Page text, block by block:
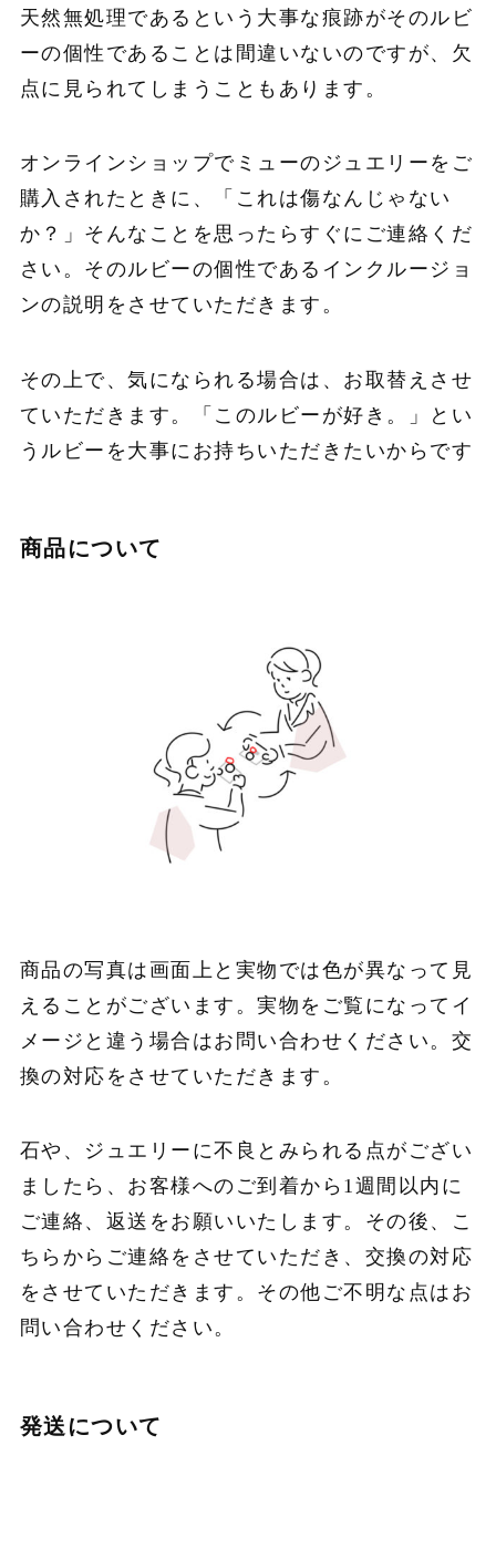
天然無処理であるという大事な痕跡がそのルビ
ーの個性であることは間違いないのですが、欠
点に見られてしまうこともあります。
オンラインショップでミューのジュエリーをご
購入されたときに、「これは傷なんじゃない
か？」そんなことを思ったらすぐにご連絡くだ
さい。そのルビーの個性であるインクルージョ
ンの説明をさせていただきます。
その上で、気になられる場合は、お取替えさせ
ていただきます。「このルビーが好き。」とい
うルビーを大事にお持ちいただきたいからです
商品について
商品の写真は画面上と実物では色が異なって見
えることがございます。実物をご覧になってイ
メージと違う場合はお問い合わせください。交
換の対応をさせていただきます。
石や、ジュエリーに不良とみられる点がござい
ましたら、お客様へのご到着から1週間以内に
ご連絡、返送をお願いいたします。その後、こ
ちらからご連絡をさせていただき、交換の対応
をさせていただきます。その他ご不明な点はお
問い合わせください。
発送について